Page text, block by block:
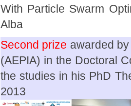
With Particle Swarm
Alba
Second prize awarded
(AEPIA) in the Doctoral
the studies in his PhD
2013